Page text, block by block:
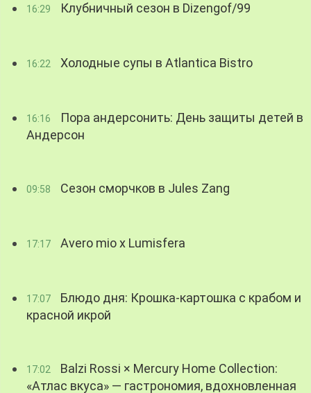
16:29 Клубничный сезон в Dizengof/99
16:22 Холодные супы в Atlantica Bistro
16:16
Пора андерсонить: День защиты детей в
Андерсон
09:58 Сезон сморчков в Jules Zang
17:17 Avero mio x Lumisfera
17:07
Блюдо дня: Крошка-картошка с крабом и
красной икрой
17:02
Balzi Rossi × Mercury Home Collection:
«Атлас вкуса» — гастрономия, вдохновленная